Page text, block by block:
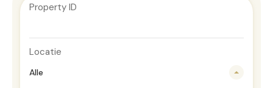
Property ID
Locatie
Alle